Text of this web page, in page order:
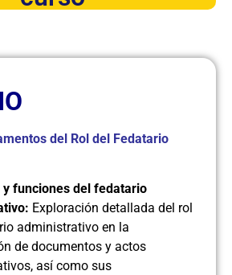
del Rol del Fedatario
y funciones del fedatario
Exploración detallada del rol
administrativo en la
de documentos y actos
así como sus